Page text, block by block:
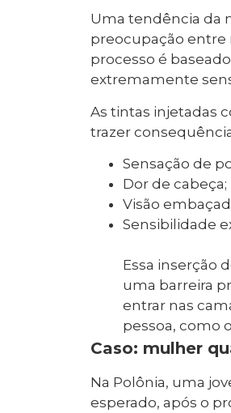
Uma tendência da
preocupação entre
processo é
extremamente
As tintas injetadas
trazer
Sensação de
Dor de cabeça;
Visão
Sensibilidade
Essa inserção
uma barreira
entrar nas
pessoa, como
Caso: mulher
Na Polônia, uma
esperado, após o